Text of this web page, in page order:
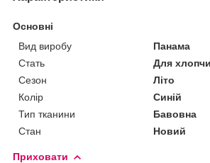
Основні
Вид виробу
Панама
Стать
Для
Сезон
Літо
Колір
Синій
Тип тканини
Бавовна
Стан
Новий
Приховати